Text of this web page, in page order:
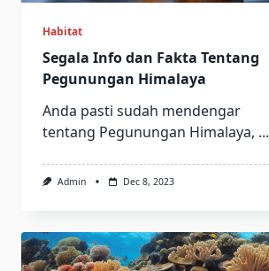
Habitat
Segala Info dan Fakta Tentang
Pegunungan Himalaya
Anda pasti sudah mendengar
tentang Pegunungan Himalaya, ...
Admin Dec 8, 2023